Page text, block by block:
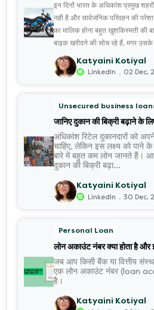
इन दिनों भारत के अधिकांश प्रमुख
नही है और सार्वजनिक परिवहन की
का मालिक होना बहुत खुशकिस्मती की
बाइक खरीदने की सोच रहे हैं, मगर उसके
करना चाहते हैं तो
बाइक लोन
आपके लिए सबसे उत्तम विकल्प है। वैसे
लोन आज कम मासिक ईएमआई चुका कर
होने का सुख ले पा रहे हैं।
Katyaini Kotiyal
LinkedIn . 02 Dec,
Unsecured business
जानिए दुकान की बिक्री बढ़ाने के
अधिकांश रिटेल दुकानदारों को
चाहिए, लेकिन इस लक्ष्य को पाने
बारे में बहुत कम लोन जानते हैं।
दुकान की बिक्री बढ़ा...
Katyaini Kotiyal
LinkedIn . 30 Dec,
Personal Loan
लोन अकाउंट नंबर क्या होता है
जब आप किसी बैंक या वित्तीय
एक लोन अकाउंट नंबर (loan
है।
Katyaini Kotiyal